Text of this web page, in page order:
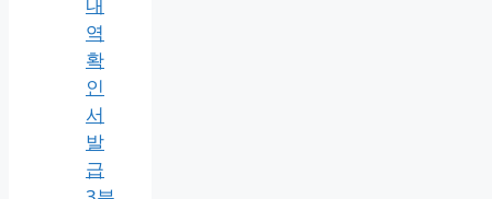
역
확
인
서
발
급